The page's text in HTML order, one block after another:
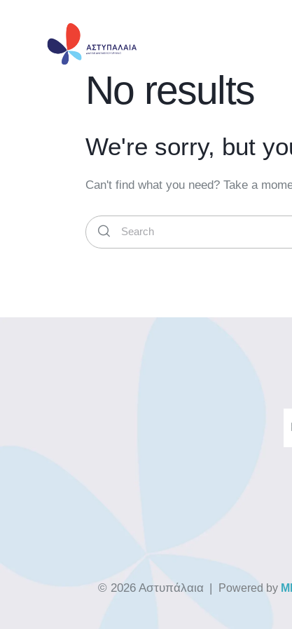
No results
We're sorry, but
Can't find what you need? Take a
© 2026 Αστυπάλαια | Powered by